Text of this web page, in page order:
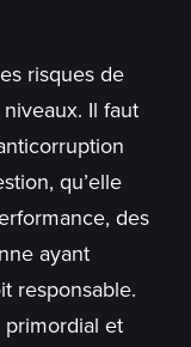
risques de
Il faut
qu’elle
des
ayant
responsable.
primordial et